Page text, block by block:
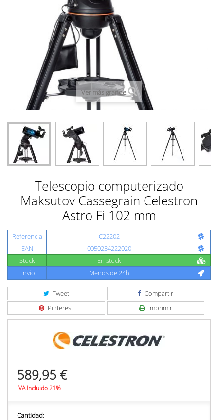
Ver más grande
Telescopio computerizado
Maksutov Cassegrain Celestron
Astro Fi 102 mm
Referencia
C22202
EAN
0050234222020
Stock
En stock
Envío
Menos de 24h
Tweet
Compartir
Pinterest
Imprimir
589,95 €
IVA Incluido 21%
Cantidad: